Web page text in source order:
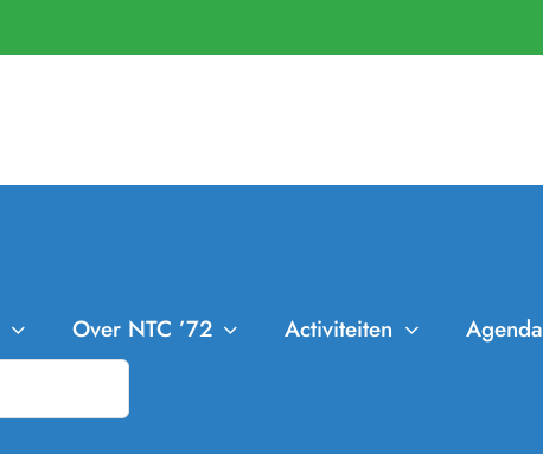
Over NTC ’72 Activiteiten Agenda